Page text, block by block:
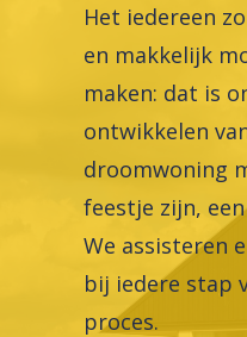
Het iedereen
en makkelijk
maken: dat is
ontwikkelen
droomwoning
feestje zijn,
We assisteren
bij iedere stap
proces.